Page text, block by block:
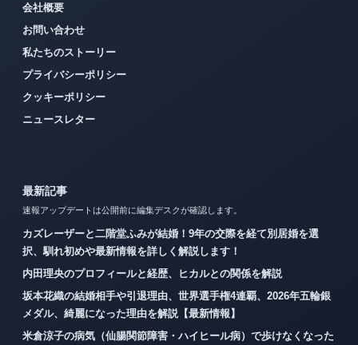
会社概要
お問い合わせ
私たちのストーリー
プライバシーポリシー
クッキーポリシー
ニュースレター
最新記事
速報アップデートは公開前に編集デスクが確認します。
カズレーザーと二階堂ふみが結婚！9年の交際を経て別居婚を選
択、馴れ初めや最新情報を詳しく解説します！
内田理央のプロフィールと経歴、ヒカルとの関係を解説
坂本花織の結婚相手や引退理由、世界選手権4連覇、2026年五輪銀
メダル、綺麗になった理由を解説【最新情報】
米倉涼子の病気（仙腸関節障害・ハイヒール病）で歩けなくなった